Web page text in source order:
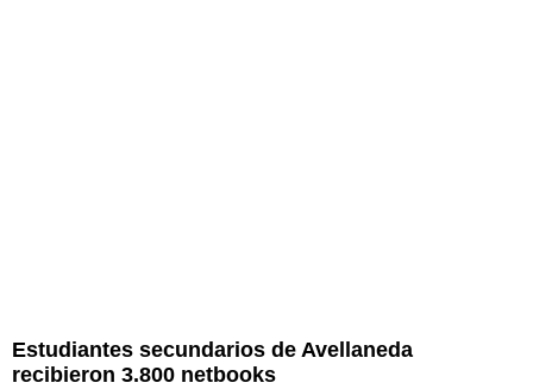
Estudiantes secundarios de Avellaneda
recibieron 3.800 netbooks